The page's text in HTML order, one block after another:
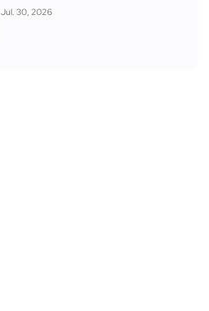
Jul. 30, 2026